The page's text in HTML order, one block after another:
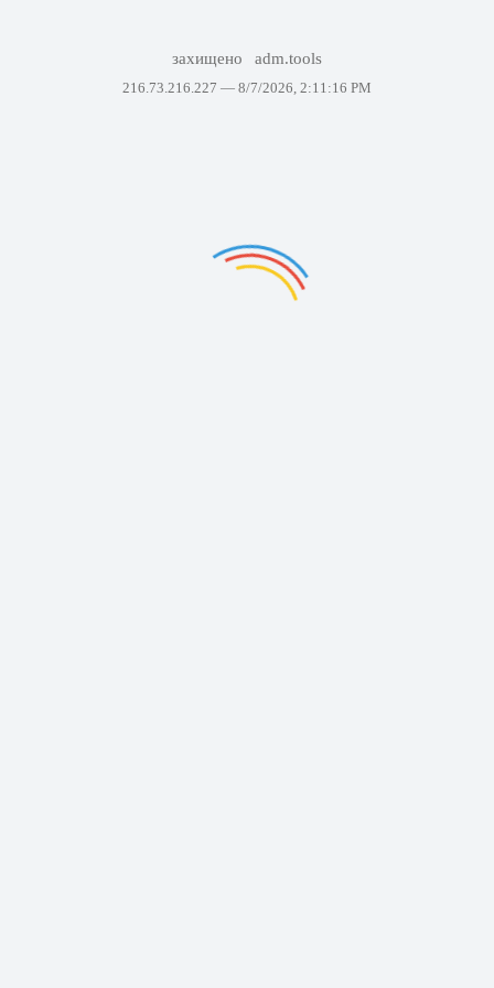
захищено adm.tools
216.73.216.227 — 8/7/2026, 2:11:16 PM